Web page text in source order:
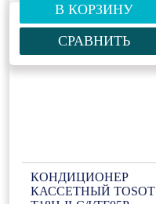
В КОРЗИНУ
СРАВНИТЬ
КОНДИЦИОНЕР
КАССЕТНЫЙ TOSOT